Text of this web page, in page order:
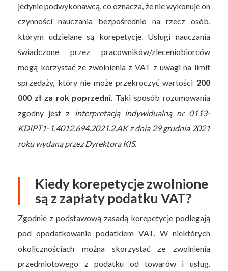
jedynie podwykonawcą, co oznacza, że nie wykonuje on
czynności nauczania bezpośrednio na rzecz osób,
którym udzielane są korepetycje. Usługi nauczania
świadczone przez pracowników/zleceniobiorców
mogą korzystać ze zwolnienia z VAT z uwagi na limit
sprzedaży, który nie może przekroczyć wartości 200
000 zł za rok poprzedni . Taki sposób rozumowania
zgodny jest z
interpretacją indywidualną nr 0113-
KDIPT1-1.4012.694.2021.2.AK z dnia 29 grudnia 2021
roku wydaną przez Dyrektora KIS.
Kiedy korepetycje zwolnione
są z zapłaty podatku VAT?
Zgodnie z podstawową zasadą korepetycje podlegają
pod opodatkowanie podatkiem VAT. W niektórych
okolicznościach można skorzystać ze zwolnienia
przedmiotowego z podatku od towarów i usług.